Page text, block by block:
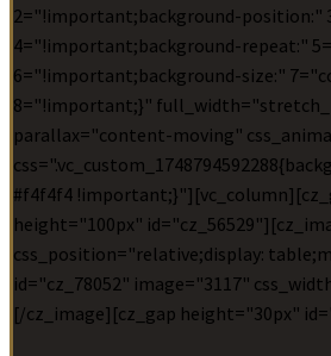
2="!important;background-position:"
4="!important;background-repeat:"
6="!important;background-size:"
8="!important;}"
parallax="content-moving"
#f4f4f4
height="100px"
css_position="relative;display:
id="cz_78052" image="3117"
[/cz_image][cz_gap height="30px"